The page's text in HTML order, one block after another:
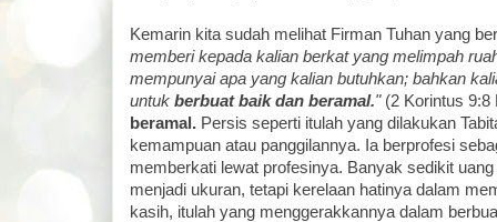
Kemarin kita sudah melihat Firman Tuhan yang
memberi kepada kalian berkat yang melimpah
mempunyai apa yang kalian butuhkan; bahkan
untuk berbuat baik dan beramal."(2 Korintus 9:8
beramal. Persis seperti itulah yang dilakukan
kemampuan atau panggilannya. Ia berprofesi
memberkati lewat profesinya. Banyak sedikit
menjadi ukuran, tetapi kerelaan hatinya dalam
kasih, itulah yang menggerakkannya dalam